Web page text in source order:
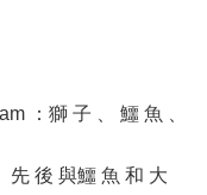
：獅 子 、 鱷 魚 、
先 後 與鱷 魚 和 大